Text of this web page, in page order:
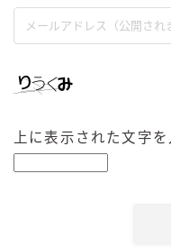
上に表示された文字